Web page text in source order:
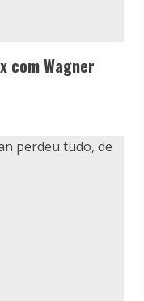
com Wagner